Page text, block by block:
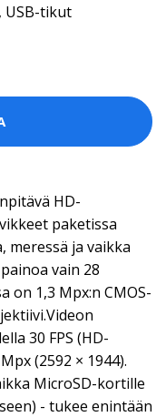
, USB-tikut
HD-
paketissa
meressä ja vaikka
vain 28
on 1,3 Mpx:n CMOS-
30 FPS (HD-
(2592 × 1944).
MicroSD-kortille
- tukee enintään